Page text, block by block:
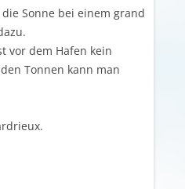
Sonne bei einem grand
vor dem Hafen kein
Tonnen kann man